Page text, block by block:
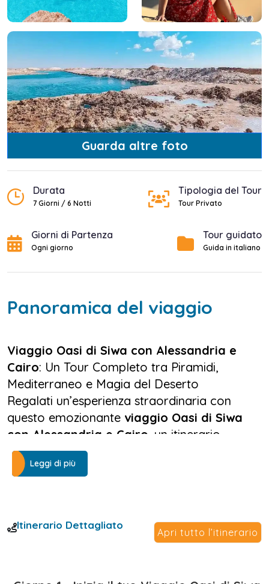
Guarda altre foto
Durata
7 Giorni / 6 Notti
Tipologia del Tour
Tour Privato
Giorni di Partenza
Ogni giorno
Tour guidato
Guida in italiano
Panoramica del viaggio
Viaggio Oasi di Siwa con Alessandria e
Cairo: Un Tour Completo tra Piramidi,
Mediterraneo e Magia del Deserto
Regalati un’esperienza straordinaria con
questo emozionante viaggio Oasi di Siwa
con Alessandria e Cairo , un itinerario
completo e originale pensato per chi
desidera scoprire l’anima più autentica
luoghi iconici e destinazioni ancora poco
esplorate, dal caos affascinante della
Si parte dalCairo , dove avrai modo di
Leggi di più
Itinerario Dettagliato
Apri tutto l’itinerario